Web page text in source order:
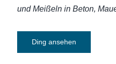
und Meißeln in Beton,
Ding ansehen